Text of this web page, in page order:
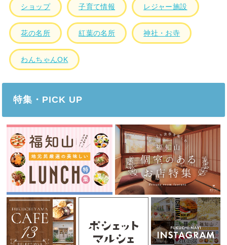
ショップ 子育て情報 レジャー施設
花の名所 紅葉の名所 神社・お寺
わんちゃんOK
特集・PICK UP